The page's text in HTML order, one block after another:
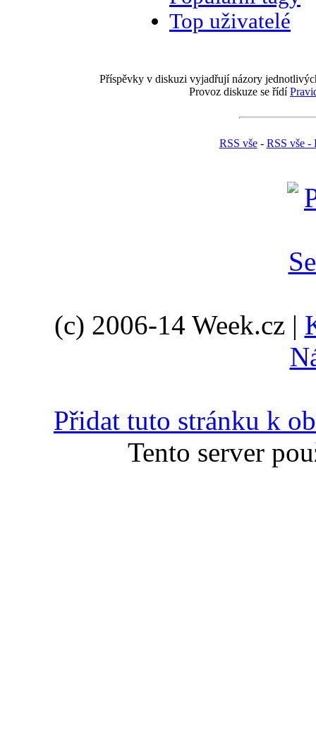
Top uživatelé
Příspěvky v diskuzi vyjadřují názory
Provoz diskuze se řídí
RSS vše- RSS vše -
(c) 2006-14 Week.cz |
Přidat tuto stránku k
Tento server